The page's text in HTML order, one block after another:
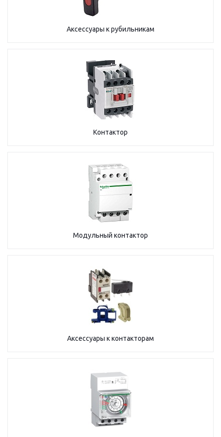
Аксессуары к рубильникам
Контактор
Модульный контактор
Аксессуары к контакторам